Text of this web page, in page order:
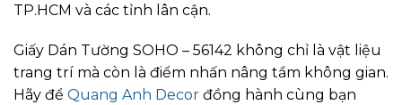
TP.HCM và các tỉnh lân cận.
Giấy Dán Tường SOHO – 56142 không chỉ là vật liệu
trang trí mà còn là điểm nhấn nâng tầm không gian.
Hãy để Quang Anh Decor đồng hành cùng bạn